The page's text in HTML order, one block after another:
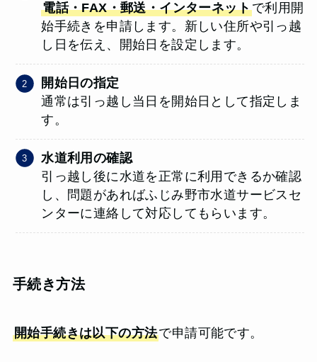
電話・FAX・郵送・インターネットで利用開
始手続きを申請します。新しい住所や引っ越
し日を伝え、開始日を設定します。
開始日の指定
通常は引っ越し当日を開始日として指定しま
す。
水道利用の確認
引っ越し後に水道を正常に利用できるか確認
し、問題があればふじみ野市水道サービスセ
ンターに連絡して対応してもらいます。
手続き方法
開始手続きは以下の方法で申請可能です。